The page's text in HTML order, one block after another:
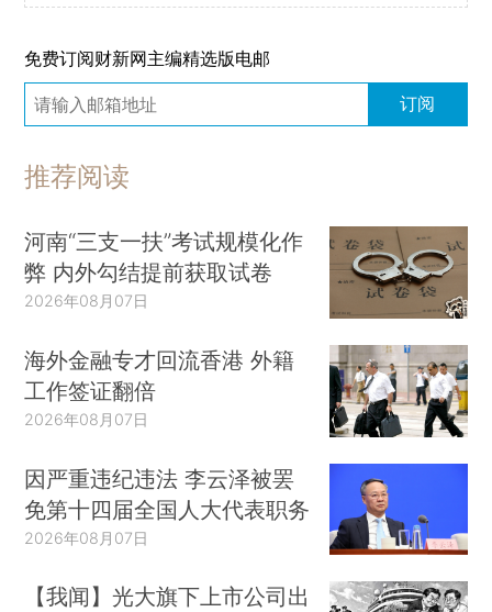
免费订阅财新网主编精选版电邮
订阅
推荐阅读
河南“三支一扶”考试规模化作
弊 内外勾结提前获取试卷
2026年08月07日
海外金融专才回流香港 外籍
工作签证翻倍
2026年08月07日
因严重违纪违法 李云泽被罢
免第十四届全国人大代表职务
2026年08月07日
【我闻】光大旗下上市公司出